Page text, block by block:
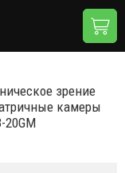
зрение
камеры
20GM